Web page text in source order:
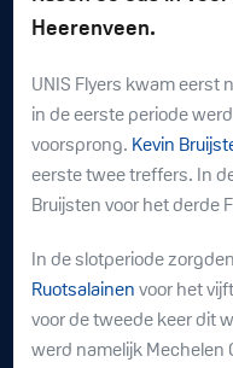
Heerenveen.
UNIS Flyers kwam eerst
in de eerste periode
voorsprong. Kevin
eerste twee treffers. In
Bruijsten voor het derde
In de slotperiode zorgden
Ruotsalainen voor het
voor de tweede keer dit
werd namelijk Mechelen